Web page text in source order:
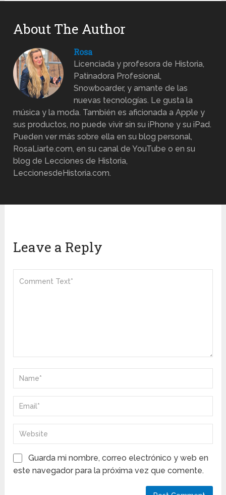
About The Author
Rosa
Licenciada y profesora de Historia,
Patinadora Profesional,
Snowboarder, y amante de las
nuevas tecnologías. Le gusta la
música y la moda. También es aficionada a Apple y
sus productos, no puede vivir sin su iPhone y su iPad.
Pueden ver más sobre ella en su blog personal,
RosaLiarte.com, en su canal de YouTube o en su
blog de Lecciones de Historia,
LeccionesdeHistoria.com.
Leave a Reply
Guarda mi nombre, correo electrónico y web en
este navegador para la próxima vez que comente.